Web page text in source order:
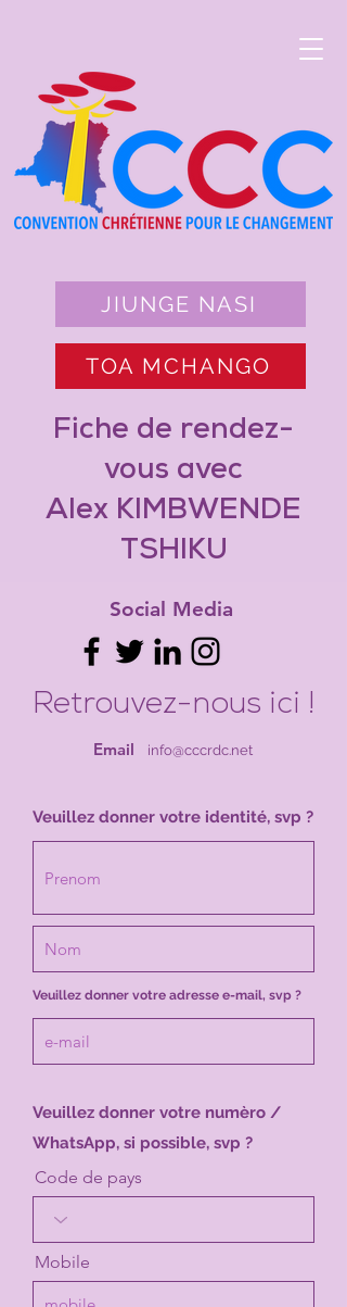
JIUNGE NASI
TOA MCHANGO
Fiche de rendez-
vous avec
Alex KIMBWENDE
TSHIKU
Social Media
Retrouvez-nous ici !
Email info@cccrdc.net
Veuillez donner votre identité, svp ?
Veuillez donner votre adresse e-mail, svp ?
Veuillez donner votre numèro /
WhatsApp, si possible, svp ?
Code de pays
Mobile